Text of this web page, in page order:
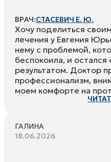
ВРАЧ:СТАСЕВИЧ Е. Ю.
Хочу поделиться
лечения у Евгения
нему с проблемой,
беспокоила, и остался
результатом. Доктор
профессионализм,
моем комфорте на
ГАЛИНА
18.06.2026